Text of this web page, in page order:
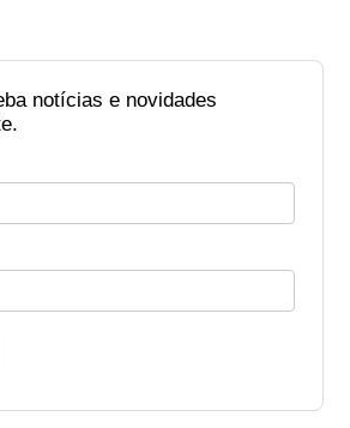
notícias e novidades